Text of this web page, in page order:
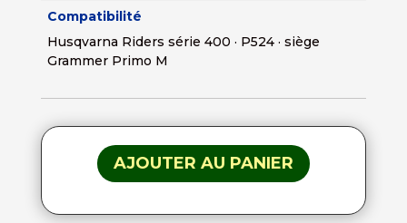
Compatibilité
Husqvarna Riders série 400 · P524 · siège
Grammer Primo M
AJOUTER AU PANIER